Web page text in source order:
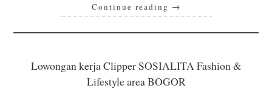
Continue reading →
Lowongan kerja Clipper SOSIALITA Fashion &
Lifestyle area BOGOR